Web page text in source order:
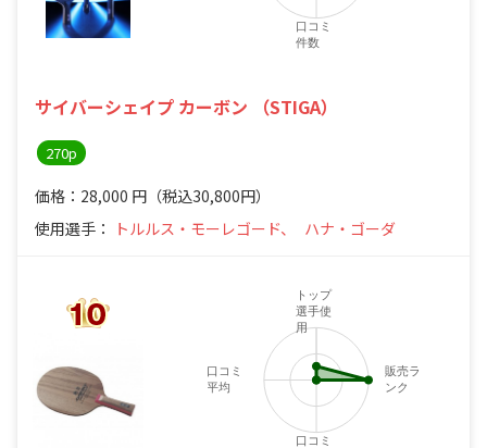
サイバーシェイプ カーボン （STIGA）
270p
価格：28,000 円 （税込30,800円）
使用選手：
トルルス・モーレゴード、 ハナ・ゴーダ
口コミ
件数
トップ
選手使
用
販売ラ
ンク
口コミ
口コミ
平均